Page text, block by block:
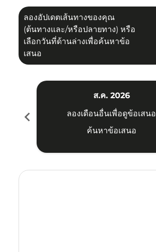
ลองอัปเดตเส้นทางของคุณ
(ต้นทางและ/หรือปลายทาง) หรือ
เลือกวันที่ด้านล่างเพื่อค้นหาข้อ
เสนอ
chevron_left
ส.ค. 2026
ลองเดือนอื่นเพื่อดูข้อเสนอ
ค้นหาข้อเสนอ